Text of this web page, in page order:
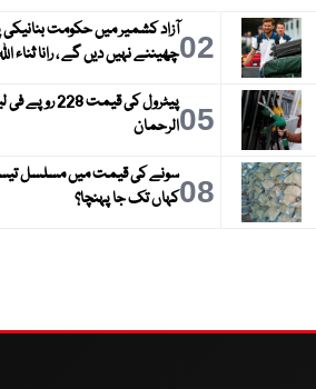
02آزاد کشمیر میں حکومت
چھیننے نہیں دیں گے ، رانا ثناء
05
پیٹرول کی
الرحمان
08سونے کی قیمت میں مسلسل
کہاں تک جا پہنچا؟